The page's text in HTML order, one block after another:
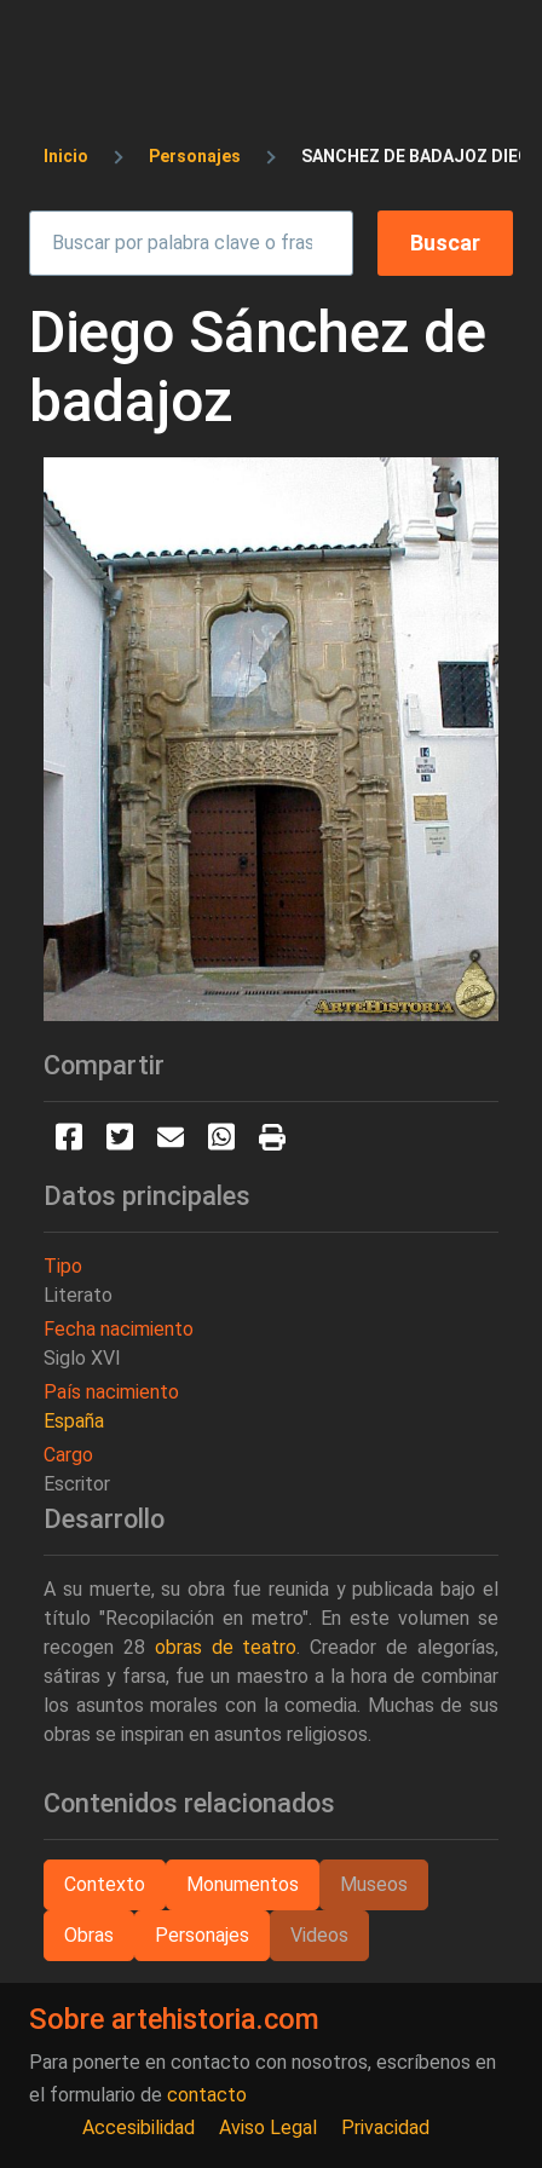
Sobrescribir enlaces de ayuda a la
Inicio Personajes SANCHEZ DE BADAJOZ DIEGO
Diego Sánchez de
badajoz
Compartir
Datos principales
Tipo
Literato
Fecha nacimiento
Siglo XVI
País nacimiento
España
Cargo
Escritor
Desarrollo
A su muerte, su obra fue reunida y publicada bajo el
título "Recopilación en metro". En este volumen se
recogen 28 obras de teatro. Creador de alegorías,
sátiras y farsa, fue un maestro a la hora de combinar
los asuntos morales con la comedia. Muchas de sus
obras se inspiran en asuntos religiosos.
Contenidos relacionados
Contexto Monumentos Museos
Obras Personajes Videos
Sobre artehistoria.com
Para ponerte en contacto con nosotros, escríbenos en
el formulario de contacto
Accesibilidad
Aviso Legal Privacidad